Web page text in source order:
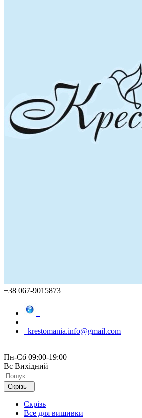
+38 067-9015873
krestomania.info@gmail.com
Пн-Сб 09:00-19:00
Вс Вихідний
Скрізь
Скрізь
Все для вишивки